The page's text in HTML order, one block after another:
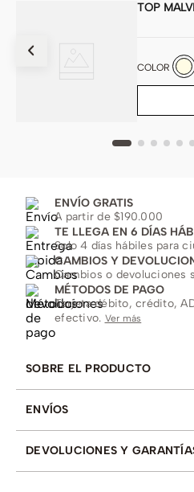
TOP
COLOR
ENVÍO GRATIS
A partir de $190.000
TE LLEGA EN 6 DÍAS
Solo 4 días hábiles para
CAMBIOS Y
Cambios o devoluciones
MÉTODOS DE PAGO
Tarjeta débito, crédito,
efectivo. Ver más
SOBRE EL PRODUCTO
ENVÍOS
DEVOLUCIONES Y